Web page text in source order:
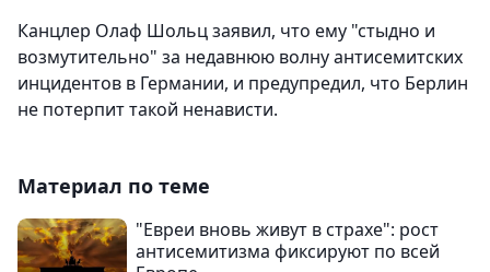
Канцлер Олаф Шольц заявил, что ему "стыдно и
возмутительно" за недавнюю волну антисемитских
инцидентов в Германии, и предупредил, что Берлин
не потерпит такой ненависти.
Материал по теме
"Евреи вновь живут в страхе": рост
антисемитизма фиксируют по всей